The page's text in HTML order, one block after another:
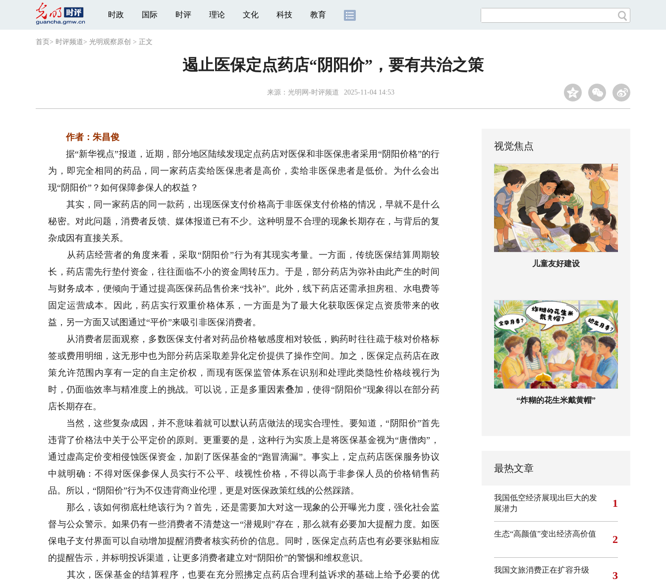
时政 国际 时评 理论 文化 科技 教育
首页 > 时评频道> 光明观察原创 > 正文
遏止医保定点药店“阴阳价”，要有共治之策
来源： 光明网-时评频道 2025-11-04 14:53
作者：朱昌俊
据“新华视点”报道，近期，部分地区陆续发现定点药店对医保和非医保患者采用“阴阳价格”的行
为，即完全相同的药品，同一家药店卖给医保患者是高价，卖给非医保患者是低价。为什么会出
现“阴阳价”？如何保障参保人的权益？
其实，同一家药店的同一款药，出现医保支付价格高于非医保支付价格的情况，早就不是什么
秘密。对此问题，消费者反馈、媒体报道已有不少。这种明显不合理的现象长期存在，与背后的复
杂成因有直接关系。
从药店经营者的角度来看，采取“阴阳价”行为有其现实考量。一方面，传统医保结算周期较
长，药店需先行垫付资金，往往面临不小的资金周转压力。于是，部分药店为弥补由此产生的时间
与财务成本，便倾向于通过提高医保药品售价来“找补”。此外，线下药店还需承担房租、水电费等
固定运营成本。因此，药店实行双重价格体系，一方面是为了最大化获取医保定点资质带来的收
益，另一方面又试图通过“平价”来吸引非医保消费者。
从消费者层面观察，多数医保支付者对药品价格敏感度相对较低，购药时往往疏于核对价格标
签或费用明细，这无形中也为部分药店采取差异化定价提供了操作空间。加之，医保定点药店在政
策允许范围内享有一定的自主定价权，而现有医保监管体系在识别和处理此类隐性价格歧视行为
时，仍面临效率与精准度上的挑战。可以说，正是多重因素叠加，使得“阴阳价”现象得以在部分药
店长期存在。
当然，这些复杂成因，并不意味着就可以默认药店做法的现实合理性。要知道，“阴阳价”首先
违背了价格法中关于公平定价的原则。更重要的是，这种行为实质上是将医保基金视为“唐僧肉”，
通过虚高定价变相侵蚀医保资金，加剧了医保基金的“跑冒滴漏”。事实上，定点药店医保服务协议
中就明确：不得对医保参保人员实行不公平、歧视性价格，不得以高于非参保人员的价格销售药
品。所以，“阴阳价”行为不仅违背商业伦理，更是对医保政策红线的公然踩踏。
那么，该如何彻底杜绝该行为？首先，还是需要加大对这一现象的公开曝光力度，强化社会监
督与公众警示。如果仍有一些消费者不清楚这一“潜规则”存在，那么就有必要加大提醒力度。如医
保电子支付界面可以自动增加提醒消费者核实药价的信息。同时，医保定点药店也有必要张贴相应
的提醒告示，并标明投诉渠道，让更多消费者建立对“阴阳价”的警惕和维权意识。
其次，医保基金的结算程序，也要在充分照拂定点药店合理利益诉求的基础上给予必要的优
视觉焦点
儿童友好建设
“炸糊的花生米戴黄帽”
最热文章
我国低空经济展现出巨大的发
展潜力
1
生态“高颜值”变出经济高价值 2
我国文旅消费正在扩容升级 3